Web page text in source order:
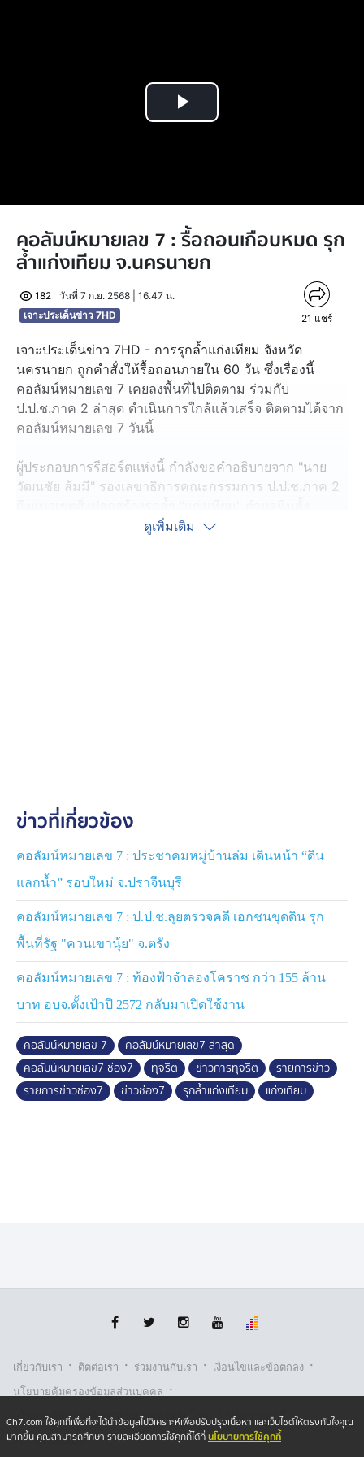
Play
คอลัมน์หมายเลข 7 : รื้อถอนเกือบหมด รุก
ล้ำแก่งเทียม จ.นครนายก
182
วันที่ 7 ก.ย. 2568 | 16.47 น.
เจาะประเด็นข่าว 7HD
21 แชร์
เจาะประเด็นข่าว 7HD - การรุกล้ำแก่งเทียม จังหวัด
นครนายก ถูกคำสั่งให้รื้อถอนภายใน 60 วัน ซึ่งเรื่องนี้
คอลัมน์หมายเลข 7 เคยลงพื้นที่ไปติดตาม ร่วมกับ
ป.ป.ช.ภาค 2 ล่าสุด ดำเนินการใกล้แล้วเสร็จ ติดตามได้จาก
คอลัมน์หมายเลข 7 วันนี้
ผู้ประกอบการรีสอร์ตแห่งนี้ กำลังขอคำอธิบายจาก "นาย
วัฒนชัย ส้มมี" รองเลขาธิการคณะกรรมการ ป.ป.ช.ภาค 2
ถอนไม่เสร็จ เพราะบางจุดเป็นแผ่นคอนกรีตขนาดใหญ่ ต้อง
ความร่วมมืออย่างดี
แก่งเทียมแห่งนี้ เป็นโครงการของสำนักงานโยธาธิการและ
ผังเมืองจังหวัดนครนายก แบ่งเป็น 4 ช่วง งบประมาณราว
38 ล้านบาท เริ่มก่อสร้างตั้งแต่ปี 2549-2558
การเข้ามาตรวจสอบของสำนักงาน ป.ป.ช. ภาค 2 และ
สำนักงาน ป.ป.ช. ประจำจังหวัดนครนายก จึงเป็นการป้อง
ปรามและแก้ไขปัญหา "การทุจริต" ใช้ความได้เปรียบ
จับจองพื้นที่ หาผลประโยชน์ ปล่อยสิ่งปฏิกูลลงลำน้ำ รุกล้ำ
ที่ดินสาธารณะ
ผลสัมฤทธิ์นี้ เกิดขึ้นจากการบังคับใช้กฎหมายเคร่งครัด และ
ดูเพิ่มเติม
ข่าวที่เกี่ยวข้อง
คอลัมน์หมายเลข 7 : ประชาคมหมู่บ้านล่ม เดินหน้า “ดิน
แลกน้ำ” รอบใหม่ จ.ปราจีนบุรี
คอลัมน์หมายเลข 7 : ป.ป.ช.ลุยตรวจคดี เอกชนขุดดิน รุก
พื้นที่รัฐ "ควนเขานุ้ย" จ.ตรัง
คอลัมน์หมายเลข 7 : ท้องฟ้าจำลองโคราช กว่า 155 ล้าน
บาท อบจ.ตั้งเป้าปี 2572 กลับมาเปิดใช้งาน
คอลัมน์หมายเลข 7
คอลัมน์หมายเลข7 ล่าสุด
คอลัมน์หมายเลข7 ช่อง7
ทุจริต ข่าวการทุจริต
รายการข่าว
รายการข่าวช่อง7
ข่าวช่อง7 รุกล้ำแก่งเทียม แก่งเทียม
เกี่ยวกับเรา · ติตต่อเรา · ร่วมงานกับเรา · เงื่อนไขและข้อตกลง ·
นโยบายคุ้มครองข้อมูลส่วนบุคคล ·
นโยบายคุ้มครองข้อมูลส่วนบุคคล (ออนไลน์) · นโยบายคุกกี้ ·
รับเรื่องร้องเรียน
Ch7.com ใช้คุกกี้เพื่อที่จะได้นำข้อมูลไปวิเคราะห์เพื่อปรับปรุงเนื้อหา และเว็บไซต์ให้ตรงกับใจคุณ
มากขึ้น คุณสามารถศึกษา รายละเอียดการใช้คุกกี้ได้ที่นโยบายการใช้คุกกี้